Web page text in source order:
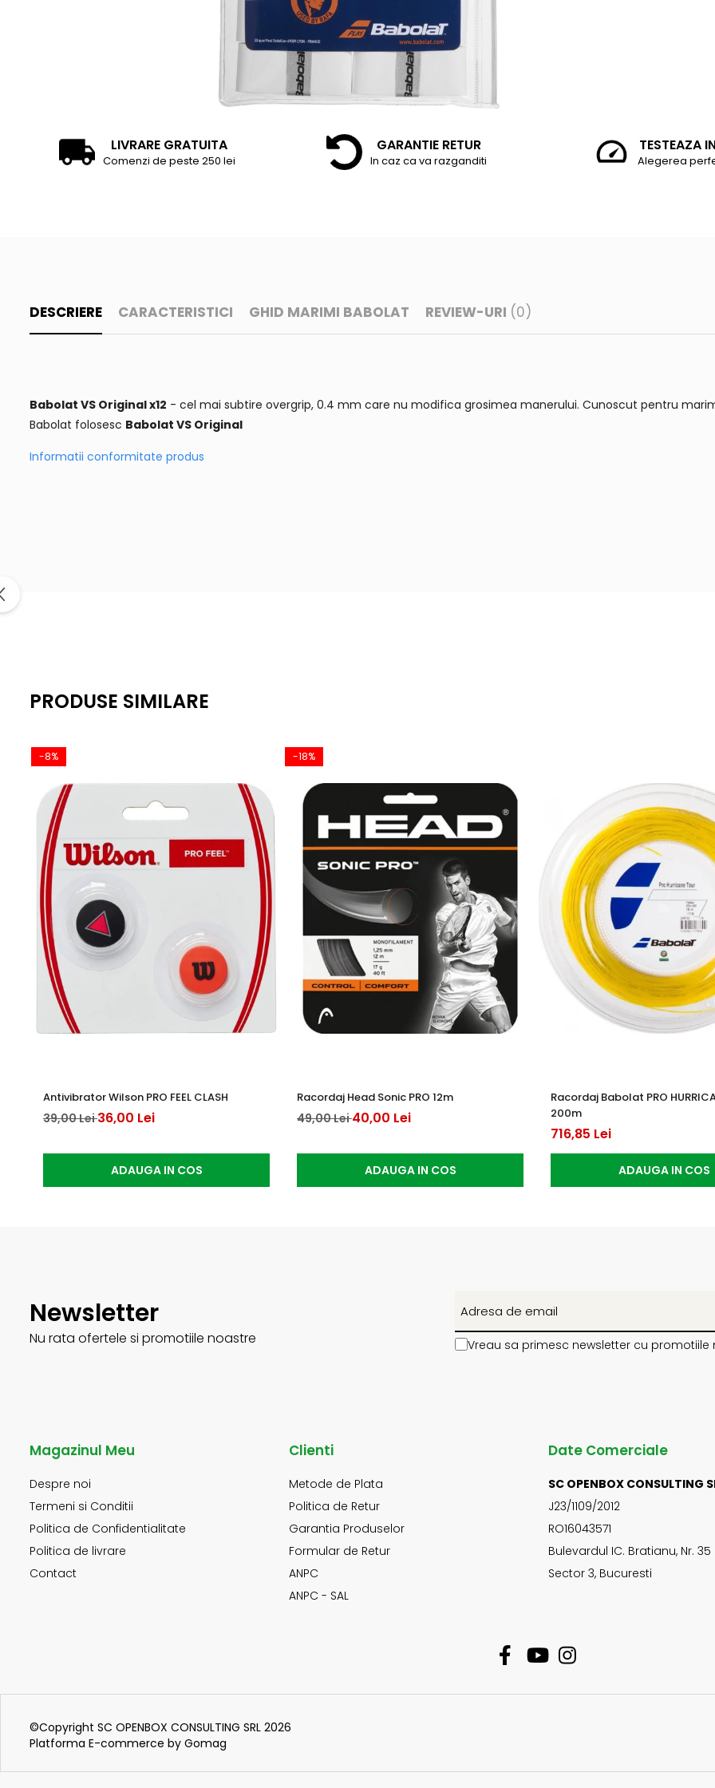
LIVRARE GRATUITA
Comenzi de peste 250 lei
GARANTIE RETUR
In caz ca va razganditi
TESTEAZA
Alegerea
DESCRIERE CARACTERISTICI GHID MARIMI BABOLAT REVIEW-URI (0)
Babolat VS Original x12 - cel mai subtire overgrip, 0.4 mm care nu modifica grosimea manerului. Cunoscut pentru
Babolat folosesc Babolat VS Original
Informatii conformitate produs
PRODUSE SIMILARE
-8%
Antivibrator Wilson PRO FEEL CLASH
39,00 Lei36,00 Lei
ADAUGA IN COS
-18%
Racordaj Head Sonic PRO 12m
49,00 Lei40,00 Lei
ADAUGA IN COS
Racordaj Babolat PRO
200m
716,85 Lei
ADAUGA IN COS
Newsletter
Nu rata ofertele si promotiile noastre Vreau sa primesc newsletter cu promotiile
Magazinul Meu
Despre noi
Termeni si Conditii
Politica de Confidentialitate
Politica de livrare
Contact
Clienti
Metode de Plata
Politica de Retur
Garantia Produselor
Formular de Retur
ANPC
ANPC - SAL
Date Comerciale
SC OPENBOX CONSULTING
J23/1109/2012
RO16043571
Bulevardul IC. Bratianu, Nr. 35
Sector 3, Bucuresti
©Copyright SC OPENBOX CONSULTING SRL 2026
Platforma E-commerce by Gomag